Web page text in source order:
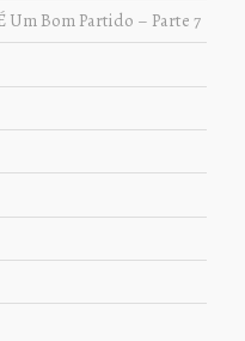
Um Bom Partido – Parte 7